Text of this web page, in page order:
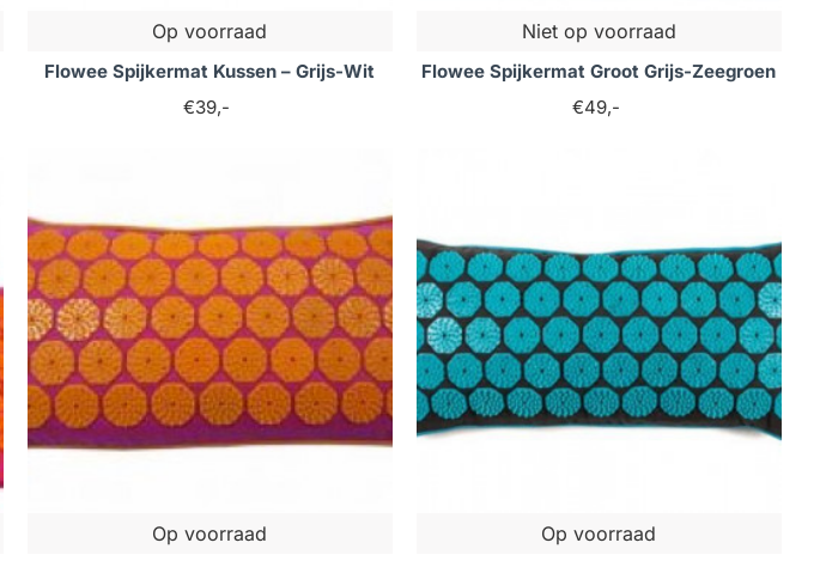
Op voorraad
Flowee Spijkermat Kussen – Grijs-Wit
€39,-
Niet op voorraad
Flowee Spijkermat Groot Grijs-Zeegroen
€49,-
Op voorraad Op voorraad